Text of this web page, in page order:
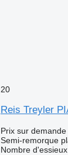
20
Reis Treyler
Prix sur demande
Semi-remorque
Nombre d'essieux